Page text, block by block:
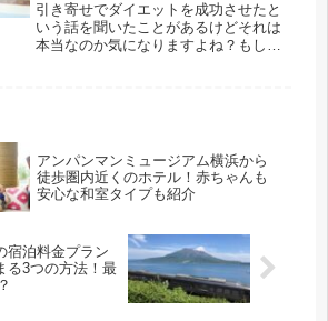
引き寄せでダイエットを成功させたと
いう話を聞いたことがあるけどそれは
本当なのか気になりますよね？もし本
アンパンマンミュージアム横浜から
徒歩圏内近くのホテル！赤ちゃんも
安心な和室タイプも紹介
宿泊料金プラン
る3つの方法！最